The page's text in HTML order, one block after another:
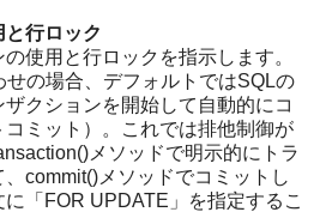
と行ロック
使用と行ロックを指示します。
せの場合、デフォルトではSQLの
クションを開始して自動的にコ
コミット）。これでは排他制御が
メソッドで明示的にトラ
commit()メソッドでコミットし
「FOR UPDATE」を指定するこ